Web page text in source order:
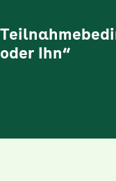
oder Ihn“